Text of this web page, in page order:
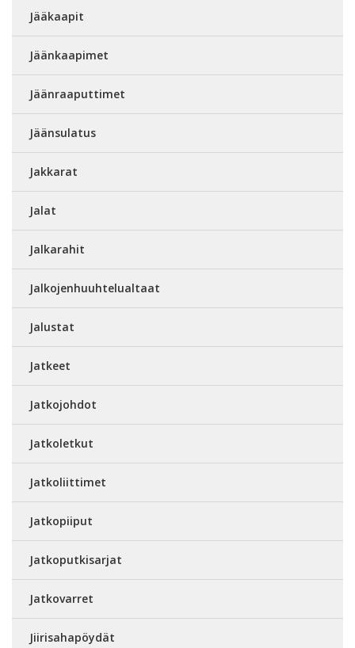
Jääkaapit
Jäänkaapimet
Jäänraaputtimet
Jäänsulatus
Jakkarat
Jalat
Jalkarahit
Jalkojenhuuhtelualtaat
Jalustat
Jatkeet
Jatkojohdot
Jatkoletkut
Jatkoliittimet
Jatkopiiput
Jatkoputkisarjat
Jatkovarret
Jiirisahapöydät